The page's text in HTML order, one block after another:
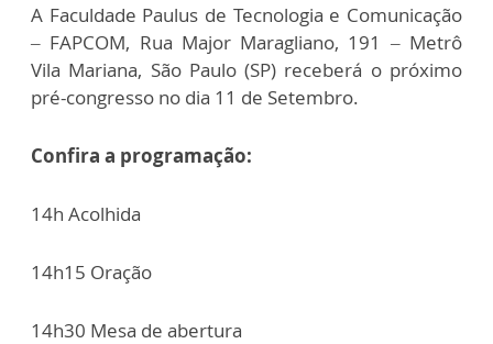
A Faculdade Paulus de Tecnologia e Comunicação
– FAPCOM, Rua Major Maragliano, 191 – Metrô
Vila Mariana, São Paulo (SP) receberá o próximo
pré-congresso no dia 11 de Setembro.
Confira a programação:
14h Acolhida
14h15 Oração
14h30 Mesa de abertura